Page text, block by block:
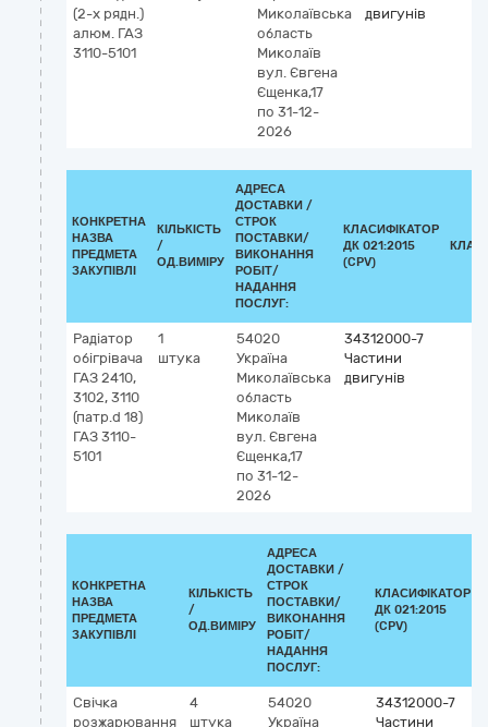
(2-х рядн.)
алюм. ГАЗ
3110-5101
Миколаївська
область
Миколаїв
вул. Євгена
Єщенка,17
по 31-12-
2026
двигунів
КОНКРЕТНА
НАЗВА
ПРЕДМЕТА
ЗАКУПІВЛІ
КІЛЬКІСТЬ
/
ОД.ВИМІРУ
АДРЕСА
ДОСТАВКИ /
СТРОК
ПОСТАВКИ/
ВИКОНАННЯ
РОБІТ/
НАДАННЯ
ПОСЛУГ:
КЛАСИФІКАТОР
ДК 021:2015
(CPV)
Радіатор
обігрівача
ГАЗ 2410,
3102, 3110
(патр.d 18)
ГАЗ 3110-
5101
1
штука
54020
Україна
Миколаївська
область
Миколаїв
вул. Євгена
Єщенка,17
по 31-12-
2026
34312000-7
Частини
двигунів
КОНКРЕТНА
НАЗВА
ПРЕДМЕТА
ЗАКУПІВЛІ
КІЛЬКІСТЬ
/
ОД.ВИМІРУ
АДРЕСА
ДОСТАВКИ /
СТРОК
ПОСТАВКИ/
ВИКОНАННЯ
РОБІТ/
НАДАННЯ
ПОСЛУГ:
КЛАСИФІКАТОР
ДК 021:2015
(CPV)
Свічка
розжарювання
4
штука
54020
Україна
34312000-7
Частини